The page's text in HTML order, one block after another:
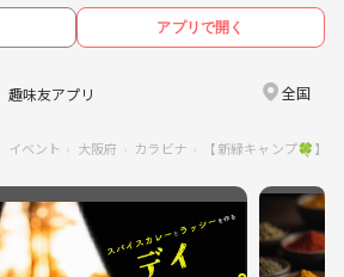
アプリで開く
趣味友アプリ 全国
イベント 大阪府 カラビナ 【新緑キャンプ🍀】